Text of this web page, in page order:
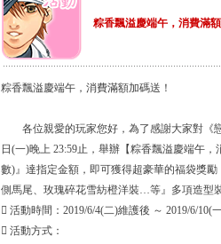
粽香飄溢慶端午，消費滿額
粽香飄溢慶端午，消費滿額加碼送！
各位親愛的玩家您好，為了感謝大家對《戀
日(一)晚上 23:59止，舉辦【粽香飄溢慶端午
數)』達指定金額，即可獲得超豪華的福袋獎
側馬尾、玫瑰碎花雪紡橙洋裝…等』多項造型
 活動時間：2019/6/4(二)維護後 ～ 2019/6/10(
 活動方式：